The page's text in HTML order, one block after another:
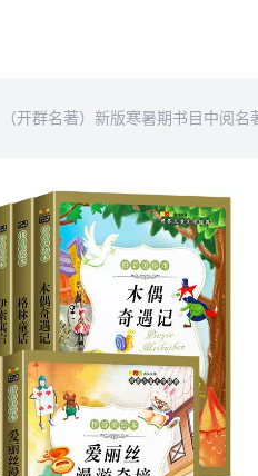
（开群名著）新版寒暑期书目中阅名